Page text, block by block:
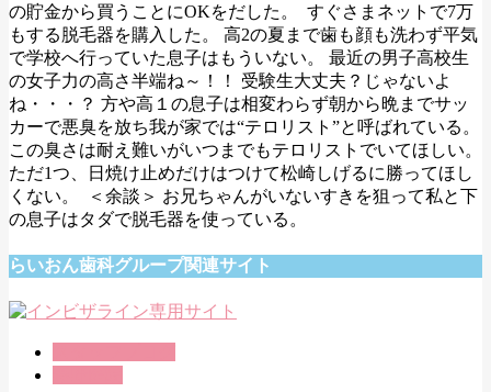
の貯金から買うことにOKをだした。
すぐさまネットで7万
もする脱毛器を購入した。 高2の夏まで歯も顔も洗わず平気
で学校へ行っていた息子はもういない。 最近の男子高校生
の女子力の高さ半端ね～！！ 受験生大丈夫？じゃないよ
ね・・・？ 方や高１の息子は相変わらず朝から晩までサッ
カーで悪臭を放ち我が家では“テロリスト”と呼ばれている。
この臭さは耐え難いがいつまでもテロリストでいてほしい。
ただ1つ、日焼け止めだけはつけて松崎しげるに勝ってほし
くない。
＜余談＞ お兄ちゃんがいないすきを狙って私と下
の息子はタダで脱毛器を使っている。
らいおん歯科グループ関連サイト